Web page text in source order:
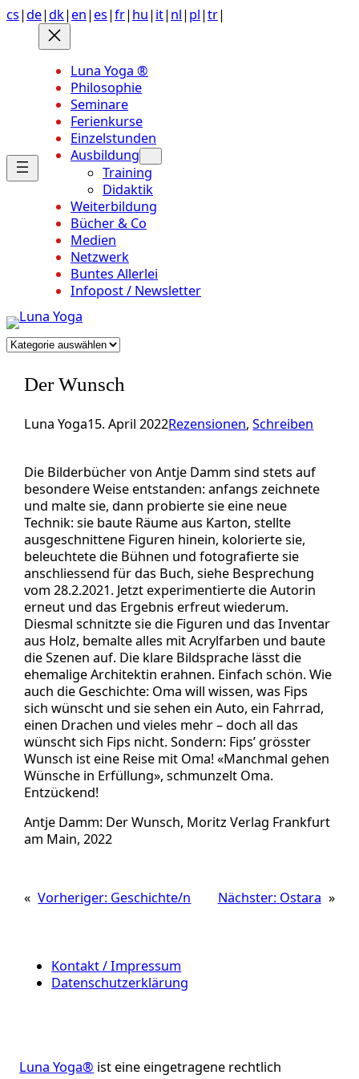
Anchor
Zum
Inhalt
springen
cs|de|dk| en| es|fr| hu| it| nl| pl|tr|
Luna Yoga ®
Philosophie
Seminare
Ferienkurse
Einzelstunden
Ausbildung
Training
Didaktik
Weiterbildung
Bücher & Co
Medien
Netzwerk
Buntes Allerlei
Infopost / Newsletter
Kategorien
Der Wunsch
Luna Yoga15. April 2022Rezensionen, Schreiben
Die Bilderbücher von Antje Damm sind stets auf
besondere Weise entstanden: anfangs zeichnete
und malte sie, dann probierte sie eine neue
Technik: sie baute Räume aus Karton, stellte
ausgeschnittene Figuren hinein, kolorierte sie,
beleuchtete die Bühnen und fotografierte sie
anschliessend für das Buch, siehe Besprechung
vom 28.2.2021. Jetzt experimentierte die Autorin
erneut und das Ergebnis erfreut wiederum.
Diesmal schnitzte sie die Figuren und das Inventar
aus Holz, bemalte alles mit Acrylfarben und baute
die Szenen auf. Die klare Bildsprache lässt die
ehemalige Architektin erahnen. Einfach schön. Wie
auch die Geschichte: Oma will wissen, was Fips
sich wünscht und sie sehen ein Auto, ein Fahrrad,
einen Drachen und vieles mehr – doch all das
wünscht sich Fips nicht. Sondern: Fips’ grösster
Wunsch ist eine Reise mit Oma! «Manchmal gehen
Wünsche in Erfüllung», schmunzelt Oma.
Entzückend!
Antje Damm: Der Wunsch, Moritz Verlag Frankfurt
am Main, 2022
« Vorheriger: Geschichte/n Nächster: Ostara »
Kontakt / Impressum
Datenschutzerklärung
Luna Yoga® ist eine eingetragene rechtlich